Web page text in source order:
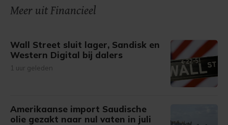
onze cookiepagina kun je ons cookiebeleid bekijken en je
gemaakte keuze altijd wijzigen of intrekken.
Meer uit Financieel
Wall Street sluit lager, Sandisk en
Western Digital bij dalers
1 uur geleden
Amerikaanse import Saudische
olie gezakt naar nul vaten in juli